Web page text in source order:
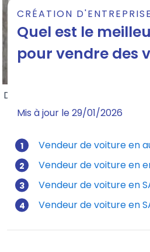
Domicilier votre SCI en ligne
avec les
CRÉATION D'ENTREPRISE
Quel est le
pour vendre des
Mis à jour le 29/01/2026
Vendeur de voiture en
Vendeur de voiture en
Vendeur de voiture en
Vendeur de voiture en